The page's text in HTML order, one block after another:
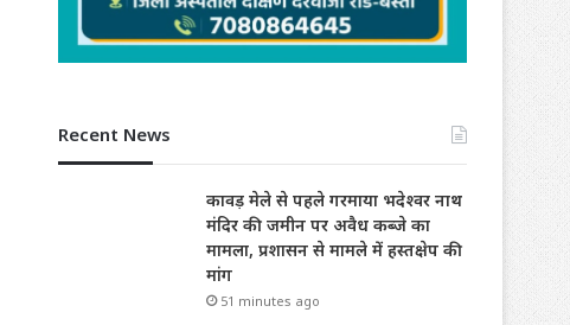
Recent News
कावड़ मेले से पहले गरमाया भदेश्वर नाथ
मंदिर की जमीन पर अवैध कब्जे का
मामला, प्रशासन से मामले में हस्तक्षेप की
मांग
51 minutes ago